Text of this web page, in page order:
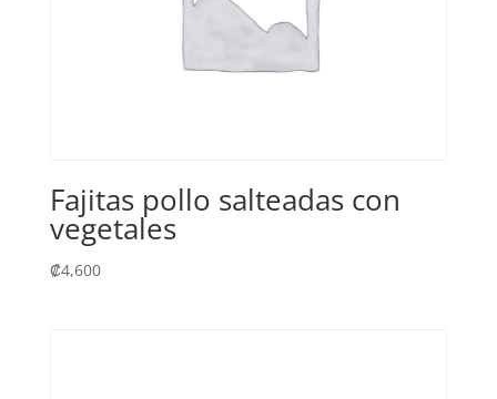
Fajitas pollo salteadas con
vegetales
₡4,600